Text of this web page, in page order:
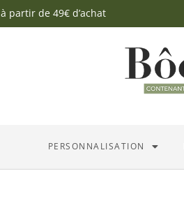
à partir de 49€ d’achat
PERSONNALISATION